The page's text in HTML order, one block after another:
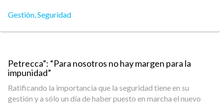
Gestión,Seguridad
Petrecca”: “Para nosotros no hay margen para la
impunidad”
Ratificando la importancia que la seguridad tiene en su
gestión y a sólo un día de haber puesto en marcha el nuevo